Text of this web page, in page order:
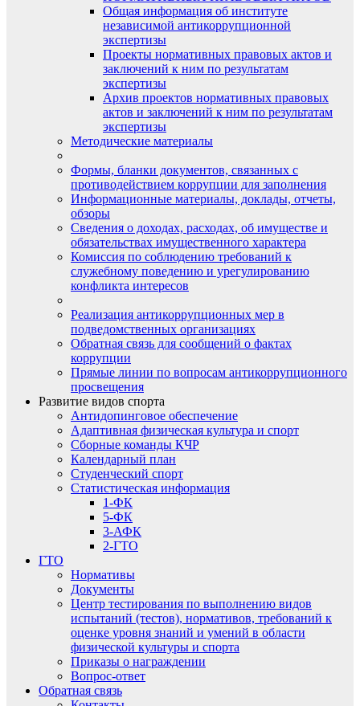
Общая информация об институте
независимой антикоррупционной
экспертизы
Проекты нормативных правовых актов и
заключений к ним по результатам
экспертизы
Архив проектов нормативных правовых
актов и заключений к ним по результатам
экспертизы
Методические материалы
Формы, бланки документов, связанных с
противодействием коррупции для заполнения
Информационные материалы, доклады, отчеты,
обзоры
Сведения о доходах, расходах, об имуществе и
обязательствах имущественного характера
Комиссия по соблюдению требований к
служебному поведению и урегулированию
конфликта интересов
Реализация антикоррупционных мер в
подведомственных организациях
Обратная связь для сообщений о фактах
коррупции
Прямые линии по вопросам антикоррупционного
просвещения
Развитие видов спорта
Антидопинговое обеспечение
Адаптивная физическая культура и спорт
Сборные команды КЧР
Календарный план
Студенческий спорт
Статистическая информация
1-ФК
5-ФК
3-АФК
2-ГТО
ГТО
Нормативы
Документы
Центр тестирования по выполнению видов
испытаний (тестов), нормативов, требований к
оценке уровня знаний и умений в области
физической культуры и спорта
Приказы о награждении
Вопрос-ответ
Обратная связь